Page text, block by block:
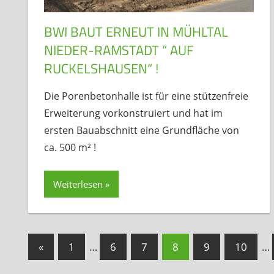
BWI BAUT ERNEUT IN MÜHLTAL
NIEDER-RAMSTADT “ AUF
RUCKELSHAUSEN“ !
Die Porenbetonhalle ist für eine stützenfreie
Erweiterung vorkonstruiert und hat im
ersten Bauabschnitt eine Grundfläche von
ca. 500 m² !
Weiterlesen
Beitragsnavigation
«Vorherige
Beiträge
1 … 6 7 8 9 10 …